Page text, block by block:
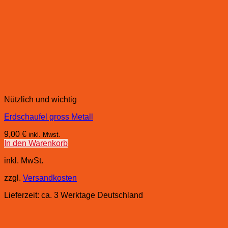
Nützlich und wichtig
Erdschaufel gross Metall
9,00 € inkl. Mwst.
In den Warenkorb
inkl. MwSt.
zzgl. Versandkosten
Lieferzeit: ca. 3 Werktage Deutschland